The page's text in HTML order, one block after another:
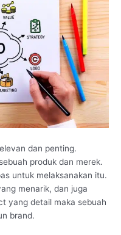
dan penting.
produk dan merek.
untuk melaksanakan itu.
menarik, dan juga
yang detail maka sebuah
brand.